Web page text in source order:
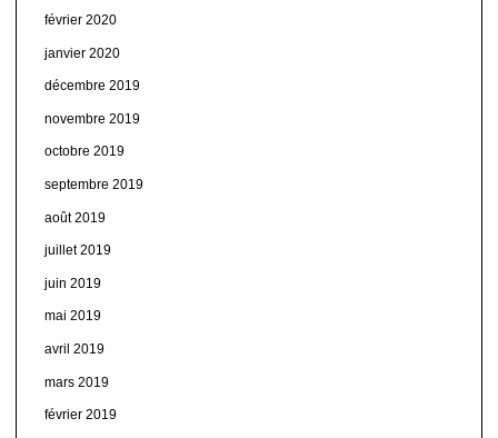
février 2020
janvier 2020
décembre 2019
novembre 2019
octobre 2019
septembre 2019
août 2019
juillet 2019
juin 2019
mai 2019
avril 2019
mars 2019
février 2019